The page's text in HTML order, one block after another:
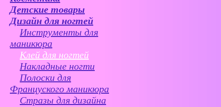
Детские товары
Дизайн для ногтей
Инструменты для
маникюра
Клей для ногтей
Накладные ногти
Полоски для
Француского маникюра
Стразы для дизайна